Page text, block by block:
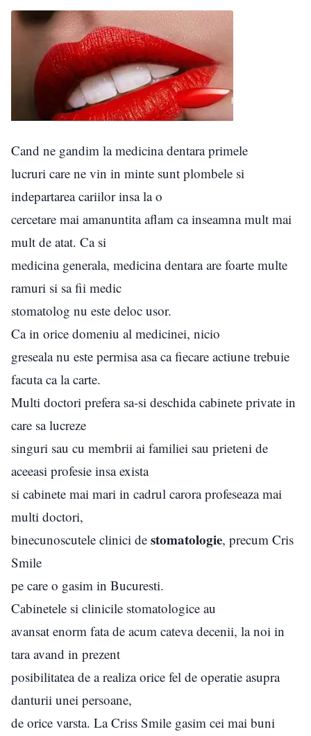
Cand ne gandim la medicina dentara primele
lucruri care ne vin in minte sunt plombele si
indepartarea cariilor insa la o
cercetare mai amanuntita aflam ca inseamna mult mai
mult de atat. Ca si
medicina generala, medicina dentara are foarte multe
ramuri si sa fii medic
stomatolog nu este deloc usor.
Ca in orice domeniu al medicinei, nicio
greseala nu este permisa asa ca fiecare actiune trebuie
facuta ca la carte.
Multi doctori prefera sa-si deschida cabinete private in
care sa lucreze
singuri sau cu membrii ai familiei sau prieteni de
aceeasi profesie insa exista
si cabinete mai mari in cadrul carora profeseaza mai
multi doctori,
binecunoscutele clinici de stomatologie, precum Cris
Smile
pe care o gasim in Bucuresti.
Cabinetele si clinicile stomatologice au
avansat enorm fata de acum cateva decenii, la noi in
tara avand in prezent
posibilitatea de a realiza orice fel de operatie asupra
danturii unei persoane,
de orice varsta. La Criss Smile gasim cei mai buni